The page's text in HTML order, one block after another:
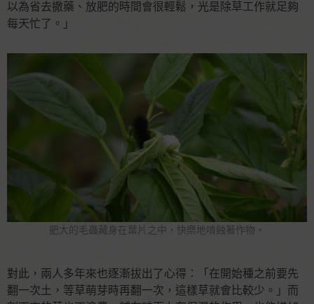
以為省去撒藥、放肥的時間會很輕鬆，光是除草工作就足夠
每天忙了。」
肥大的毛蟲藏身在葉片之中，快樂地啃蝕著作物。
對此，兩人多年來也逐漸拔出了心得：「在開始種之前要先
翻一次土，等草萌芽時再翻一次，這樣草就會比較少。」而